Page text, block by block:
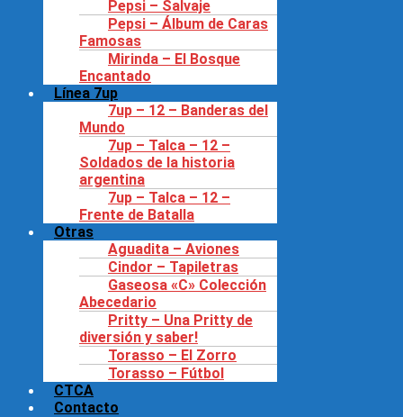
Pepsi – Salvaje
Pepsi – Álbum de Caras
Famosas
Mirinda – El Bosque
Encantado
Línea 7up
7up – 12 – Banderas del
Mundo
7up – Talca – 12 –
Soldados de la historia
argentina
7up – Talca – 12 –
Frente de Batalla
Otras
Aguadita – Aviones
Cindor – Tapiletras
Gaseosa «C» Colección
Abecedario
Pritty – Una Pritty de
diversión y saber!
Torasso – El Zorro
Torasso – Fútbol
CTCA
Contacto